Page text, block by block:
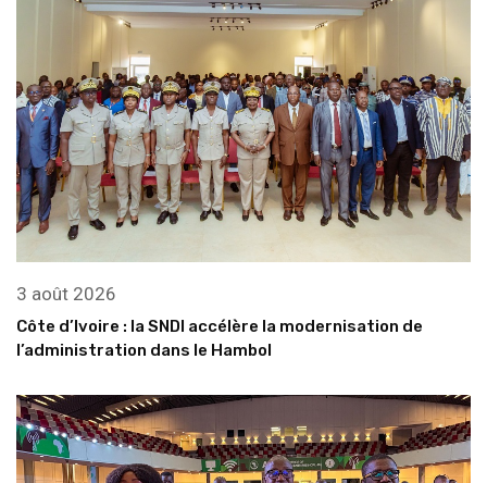
3 août 2026
Côte d’Ivoire : la SNDI accélère la modernisation de
l’administration dans le Hambol